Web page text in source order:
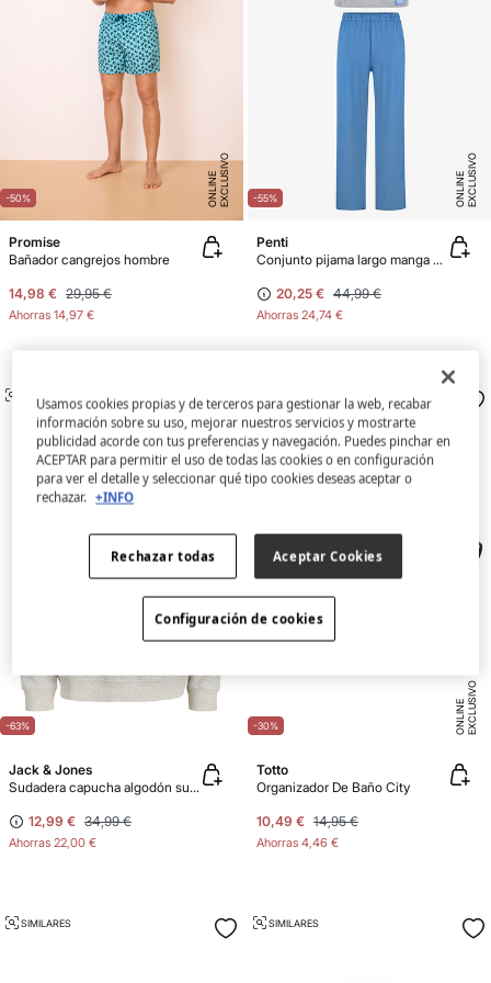
-50% E
X
C
L
U
SI
V
O
O
N
LI
N
E
Promise
Bañador cangrejos hombre
14,98 € 29,95 €
Ahorras 14,97 €
-55% E
X
C
L
U
SI
V
O
O
N
LI
N
E
Penti
Conjunto pijama largo manga corta liso
20,25 € 44,99 €
Ahorras 24,74 €
-63%
Jack & Jones
Sudadera capucha algodón suave
12,99 € 34,99 €
Ahorras 22,00 €
-30% E
X
C
L
U
SI
V
O
O
N
LI
N
E
Totto
Organizador De Baño City
10,49 € 14,95 €
Ahorras 4,46 €
SIMILARES SIMILARES
Usamos cookies propias y de terceros para gestionar la web, recabar
información sobre su uso, mejorar nuestros servicios y mostrarte
publicidad acorde con tus preferencias y navegación. Puedes pinchar en
ACEPTAR para permitir el uso de todas las cookies o en configuración
para ver el detalle y seleccionar qué tipo cookies deseas aceptar o
rechazar. +INFO
Rechazar todas Aceptar Cookies
Configuración de cookies